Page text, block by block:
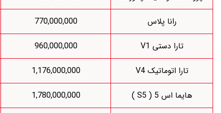
770,000,000
743,925,000
960,000,000
887,619,000
1,176,000,000
1,103,773,000
1,780,000,000
1,648,000,000